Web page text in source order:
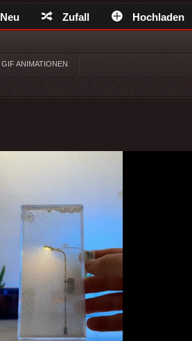
Neu Zufall Hochladen
GIF ANIMATIONEN